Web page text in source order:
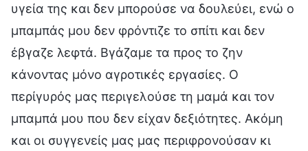
υγεία της και δεν μπορούσε να δουλεύει, ενώ ο
μπαμπάς μου δεν φρόντιζε το σπίτι και δεν
έβγαζε λεφτά. Βγάζαμε τα προς το ζην
κάνοντας μόνο αγροτικές εργασίες. Ο
περίγυρός μας περιγελούσε τη μαμά και τον
μπαμπά μου που δεν είχαν δεξιότητες. Ακόμη
και οι συγγενείς μας μας περιφρονούσαν κι